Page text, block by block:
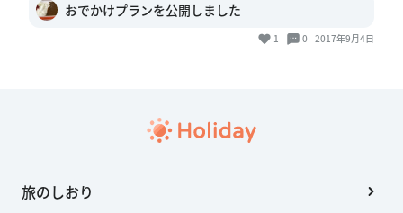
おでかけプランを公開しました
1 0 2017年9月4日
旅のしおり